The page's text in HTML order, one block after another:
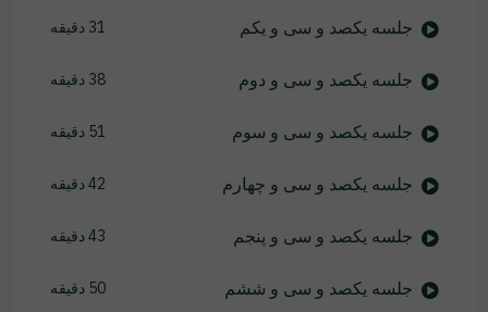
جلسه یکصد و سی و یکم 31 دقیقه
جلسه یکصد و سی و دوم 38 دقیقه
جلسه یکصد و سی و سوم 51 دقیقه
جلسه یکصد و سی و چهارم 42 دقیقه
جلسه یکصد و سی و پنجم 43 دقیقه
جلسه یکصد و سی و ششم 50 دقیقه